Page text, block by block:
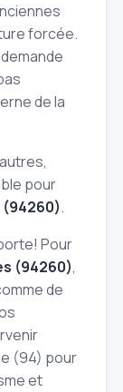
forcée.
de la
pour
.
Pour
(94260),
de
(94) pour
et